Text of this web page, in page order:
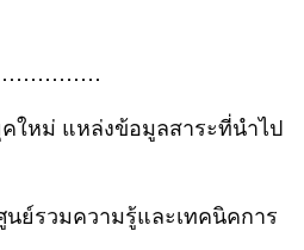
ใหม่ แหล่งข้อมูลสาระที่นำไป
นย์รวมความรู้และเทคนิคการ